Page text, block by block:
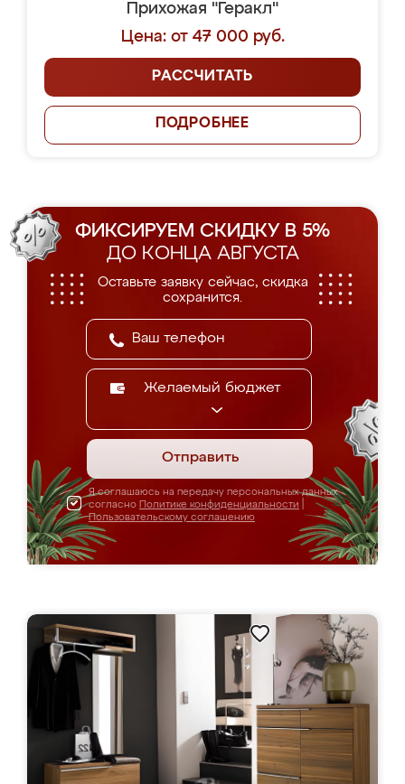
Прихожая "Геракл"
Цена: от 47 000 руб.
РАССЧИТАТЬ
ПОДРОБНЕЕ
ФИКСИРУЕМ СКИДКУ В 5%
ДО КОНЦА АВГУСТА
Оставьте заявку сейчас, скидка
сохранится.
Желаемый бюджет
Отправить
Я соглашаюсь на передачу персональных данных
согласно Политике конфиденциальности
Пользовательскому соглашению